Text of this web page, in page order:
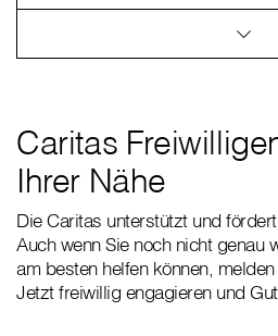
Caritas
Ihrer Nähe
Die Caritas unterstützt und
Auch wenn Sie noch nicht genau
am besten helfen können,
Jetzt freiwillig engagieren und